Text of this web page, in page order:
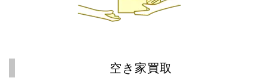
空き家買取